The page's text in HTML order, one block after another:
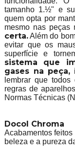
tamanho 1.½" e
quem opta por
mesmo nas peças
certa.Além do
evitar que os
superfície e
sistema que
gases na peça,
lembrar que
regras de
Normas Técnicas
Docol Chroma
Acabamentos
beleza e a pureza